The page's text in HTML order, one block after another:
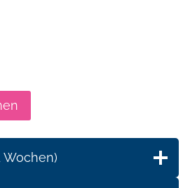
Wochen)